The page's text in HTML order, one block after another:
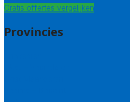
Gratis offertes vergelijken
Provincies